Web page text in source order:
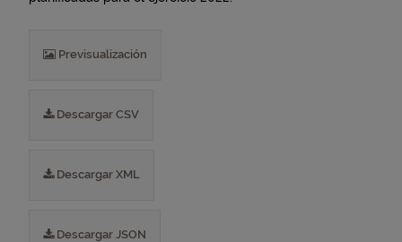
Previsualización
Descargar CSV
Descargar XML
Descargar JSON